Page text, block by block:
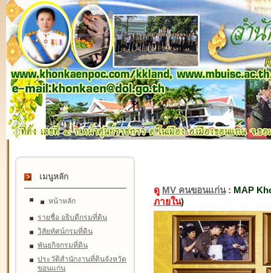
เมนูหลัก
หน้าหลัก
รายชื่อ อธิบดีกรมที่ดิน
วิสัยทัศน์กรมที่ดิน
พันธกิจกรมที่ดิน
ประวัติสำนักงานที่ดินจังหวัด
ขอนแก่น
ดู MV คนขอนแก่น: MAP
ภายใน)